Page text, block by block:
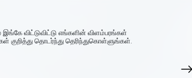
விட்டுவிட்டு எங்களின் விளம்பரங்கள்
குறித்து தொடர்ந்து தெரிந்துகொள்ளுங்கள்.